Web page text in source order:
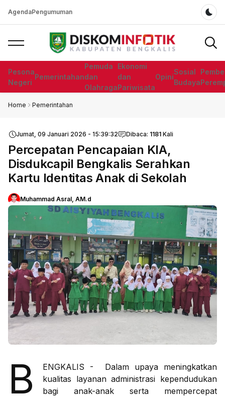
AgendaPengumuman
Pesona
Negeri
Pemerintahan
Pemuda
dan
Olahraga
Ekonomi
dan
Pariwisata
Opini
Sosial
Budaya
Home Pemerintahan
Jumat, 09 Januari 2026 - 15:39:32 Dibaca: 1181 Kali
Percepatan Pencapaian KIA,
Disdukcapil Bengkalis Serahkan
Kartu Identitas Anak di Sekolah
Muhammad Asral, AM.d
B
ENGKALIS - Dalam upaya meningkatkan
kualitas layanan administrasi kependudukan
bagi anak-anak serta mempercepat